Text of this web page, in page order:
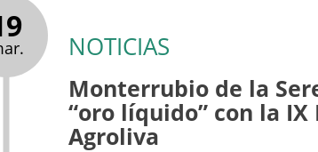
NOTICIAS
Monterrubio de la
“oro líquido” con la
Agroliva